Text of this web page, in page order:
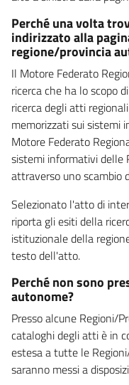
Perché una volta
indirizzato alla
regione/provincia
Il Motore Federato
ricerca che ha lo scopo
ricerca degli atti
memorizzati sui sistemi
Motore Federato
sistemi informativi delle
attraverso uno scambio
Selezionato l'atto di
riporta gli esiti della
istituzionale della
testo dell'atto.
Perché non sono
autonome?
Presso alcune Regioni/
cataloghi degli atti è in
estesa a tutte le
saranno messi a